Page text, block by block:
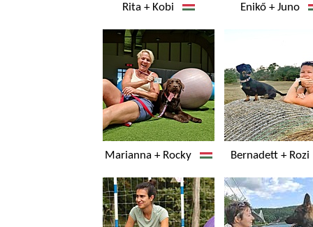
Rita + Kobi Enikő + Juno
Marianna + Rocky Bernadett +